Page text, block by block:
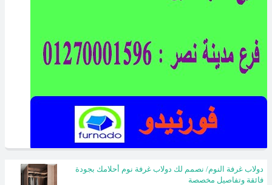
دولاب غرفة النوم/ نصمم لك دولاب غرفة نوم أحلامك بجودة
فائقة وتفاصيل مخصصة